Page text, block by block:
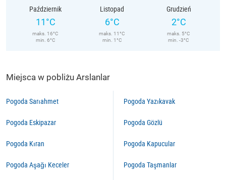
Październik
11°C
maks. 16°C
min. 6°C
Listopad
6°C
maks. 11°C
min. 1°C
Grudzień
2°C
maks. 5°C
min. -3°C
Miejsca w pobliżu Arslanlar
Pogoda Sarıahmet
Pogoda Eskipazar
Pogoda Kıran
Pogoda Aşağı Keceler
Pogoda Yazıkavak
Pogoda Gözlü
Pogoda Kapucular
Pogoda Taşmanlar